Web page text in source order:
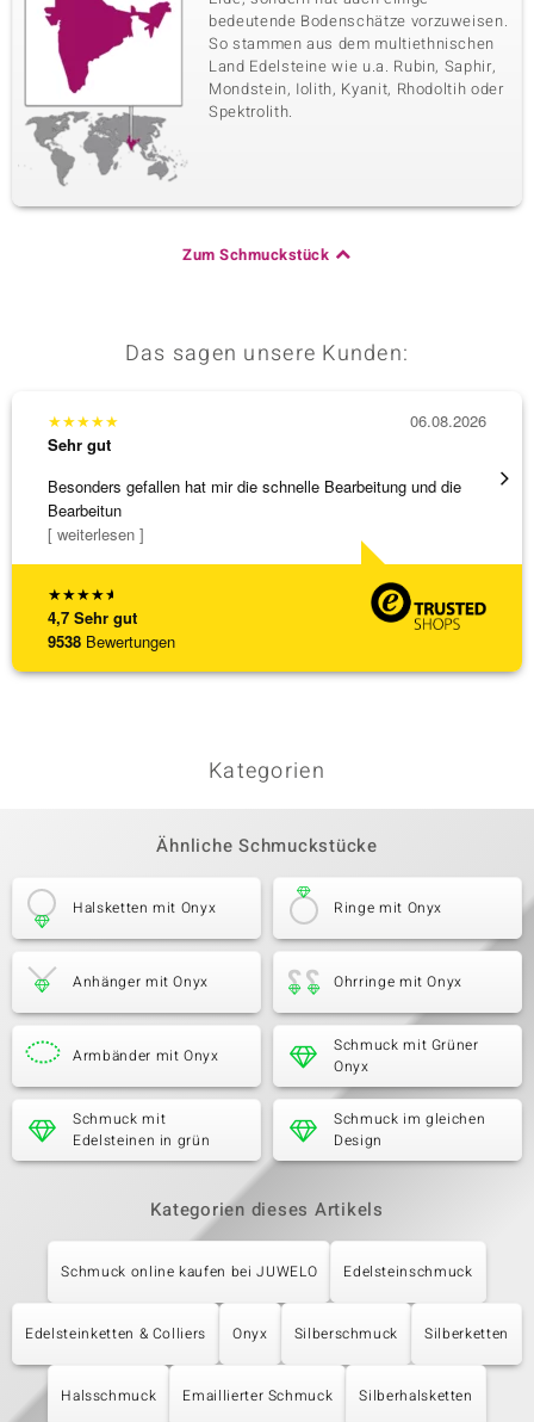
bedeutende Bodenschätze vorzuweisen.
So stammen aus dem multiethnischen
Land Edelsteine wie u.a. Rubin, Saphir,
Mondstein, Iolith, Kyanit, Rhodoltih oder
Spektrolith.
Zum Schmuckstück
Das sagen unsere Kunden:
★★★★★
4,7 Sehr gut
9538 Bewertungen
★★★★★
Sehr gut
Besonders gefallen hat mir die schnelle Bearbeitung und die
Bearbeitun
[ weiterlesen ]
06.08.2026
Kategorien
Ähnliche Schmuckstücke
Halsketten mit Onyx Ringe mit Onyx
Anhänger mit Onyx Ohrringe mit Onyx
Armbänder mit Onyx
Schmuck mit Grüner
Onyx
Schmuck mit
Edelsteinen in grün
Schmuck im gleichen
Design
Kategorien dieses Artikels
Schmuck online kaufen bei JUWELO Edelsteinschmuck
Edelsteinketten & Colliers Onyx Silberschmuck Silberketten
Halsschmuck Emaillierter Schmuck Silberhalsketten